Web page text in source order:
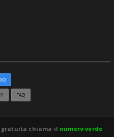
FAQ
gratuita chiama il numero verde